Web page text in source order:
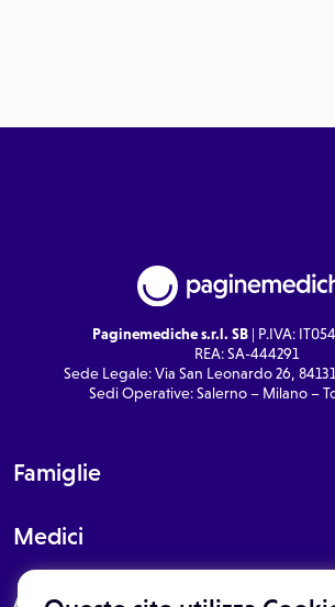
Paginemediche s.r.l. SB| P.IVA:
REA: SA-444291
Sede Legale: Via San Leonardo 26,
Sedi Operative: Salerno – Milano –
Famiglie
Medici
About